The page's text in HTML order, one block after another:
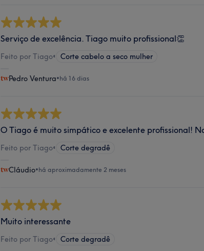
Serviço de excelência. Tiago muito profissional👏
Feito por Tiago• Corte cabelo a seco mulher
Pedro Ventura•há 16 dias
O Tiago é muito simpático e excelente profissional!
Feito por Tiago• Corte degradê
Cláudio•há aproximadamente 2 meses
Muito interessante
Feito por Tiago• Corte degradê